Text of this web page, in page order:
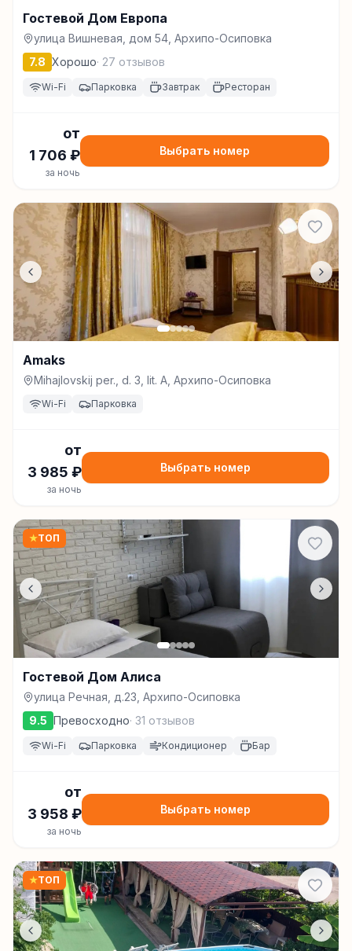
Гостевой Дом Европа
улица Вишневая, дом 54, Архипо-Осиповка
7.8 Хорошо· 27 отзывов
Wi-Fi Парковка Завтрак Ресторан
от
1 706 ₽
за ночь
Выбрать номер
Amaks
Mihajlovskij per., d. 3, lit. A, Архипо-Осиповка
Wi-Fi Парковка
от
3 985 ₽
за ночь
Выбрать номер
★ТОП
Гостевой Дом Алиса
улица Речная, д.23, Архипо-Осиповка
9.5 Превосходно· 31 отзывов
Wi-Fi Парковка Кондиционер Бар
от
3 958 ₽
за ночь
Выбрать номер
★ТОП